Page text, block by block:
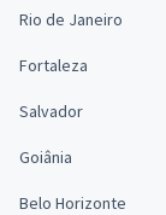
Rio de Janeiro
Fortaleza
Salvador
Goiânia
Belo Horizonte